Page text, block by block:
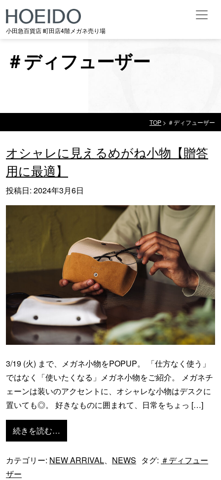
メインナビゲーション
小田急百貨店 町田店4階メガネ売り場
＃ディフューザー
TOP > ＃ディフューザー
＃ディフューザー
オシャレに見えるめがね小物【贈答
用に最適】
投稿日: 2024年3月6日
3/19 (火) まで、メガネ小物をPOPUP。 「仕方なく使う」
ではなく「使いたくなる」メガネ小物をご紹介。 メガネチ
ェーンは装いのアクセントに、オシャレな小物はデスクに
置いても◎。 好きなものに囲まれて、日常をちょっ […]
続きを読む…
カテゴリー: NEW ARRIVAL、 NEWS タグ: ＃ディフュー
ザー